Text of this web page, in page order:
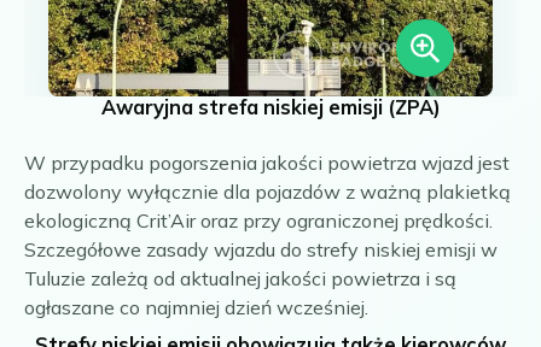
Awaryjna strefa niskiej emisji (ZPA)
W przypadku pogorszenia jakości powietrza wjazd jest
dozwolony wyłącznie dla pojazdów z ważną plakietką
ekologiczną Crit’Air oraz przy ograniczonej prędkości.
Szczegółowe zasady wjazdu do strefy niskiej emisji w
Tuluzie zależą od aktualnej jakości powietrza i są
ogłaszane co najmniej dzień wcześniej.